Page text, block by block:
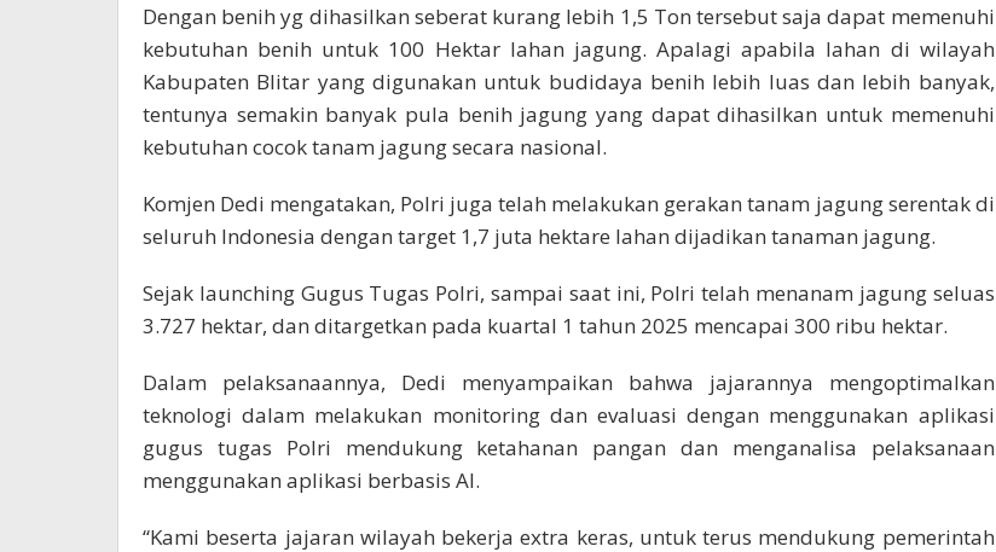
Dengan benih yg dihasilkan seberat kurang lebih 1,5 Ton tersebut saja dapat memenuhi
kebutuhan benih untuk 100 Hektar lahan jagung. Apalagi apabila lahan di wilayah
Kabupaten Blitar yang digunakan untuk budidaya benih lebih luas dan lebih banyak,
tentunya semakin banyak pula benih jagung yang dapat dihasilkan untuk memenuhi
kebutuhan cocok tanam jagung secara nasional.
Komjen Dedi mengatakan, Polri juga telah melakukan gerakan tanam jagung serentak di
seluruh Indonesia dengan target 1,7 juta hektare lahan dijadikan tanaman jagung.
Sejak launching Gugus Tugas Polri, sampai saat ini, Polri telah menanam jagung seluas
3.727 hektar, dan ditargetkan pada kuartal 1 tahun 2025 mencapai 300 ribu hektar.
Dalam pelaksanaannya, Dedi menyampaikan bahwa jajarannya mengoptimalkan
teknologi dalam melakukan monitoring dan evaluasi dengan menggunakan aplikasi
gugus tugas Polri mendukung ketahanan pangan dan menganalisa pelaksanaan
menggunakan aplikasi berbasis AI.
“Kami beserta jajaran wilayah bekerja extra keras, untuk terus mendukung pemerintah